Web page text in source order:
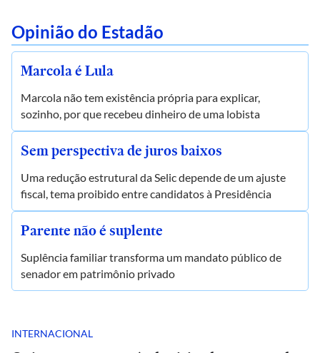
Opinião do Estadão
Marcola é Lula
Marcola não tem existência própria para explicar,
sozinho, por que recebeu dinheiro de uma lobista
Sem perspectiva de juros baixos
Uma redução estrutural da Selic depende de um ajuste
fiscal, tema proibido entre candidatos à Presidência
Parente não é suplente
Suplência familiar transforma um mandato público de
senador em patrimônio privado
INTERNACIONAL